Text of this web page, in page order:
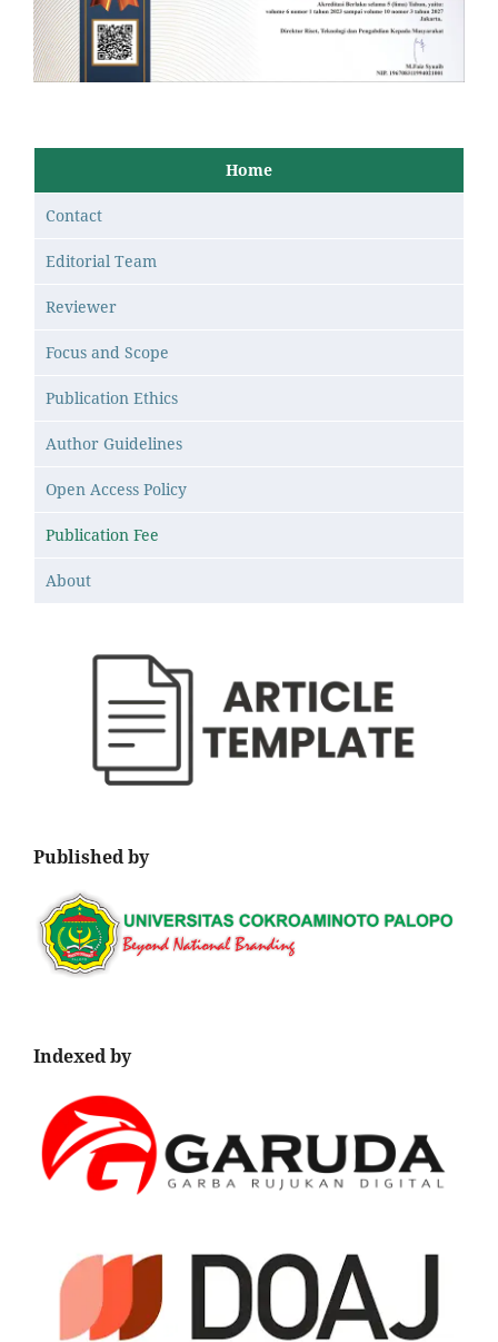
Home
Contact
Editorial Team
Reviewer
Focus and Scope
Publication Ethics
Author Guidelines
Open Access Policy
Publication Fee
About
Published by
Indexed by